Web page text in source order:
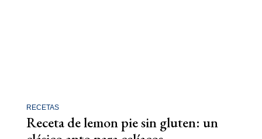
RECETAS
Receta de lemon pie sin gluten: un